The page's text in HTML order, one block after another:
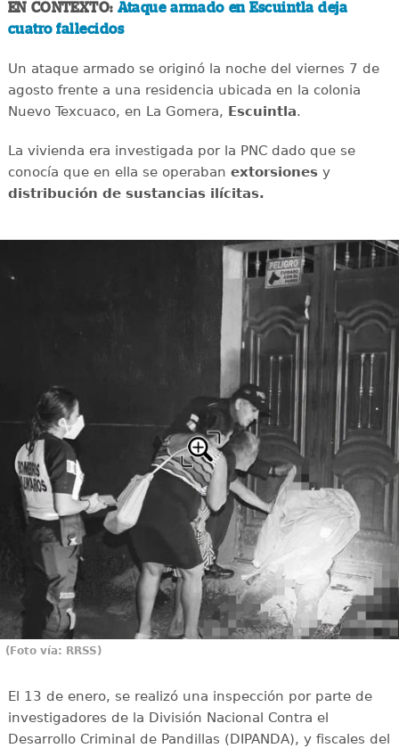
EN CONTEXTO: Ataque armado en Escuintla deja
cuatro fallecidos
Un ataque armado se originó la noche del viernes 7 de
agosto frente a una residencia ubicada en la colonia
Nuevo Texcuaco, en La Gomera, Escuintla.
La vivienda era investigada por la PNC dado que se
conocía que en ella se operaban extorsionesy
distribución de sustancias ilícitas.
(Foto vía: RRSS)
El 13 de enero, se realizó una inspección por parte de
investigadores de la División Nacional Contra el
Desarrollo Criminal de Pandillas (DIPANDA), y fiscales del